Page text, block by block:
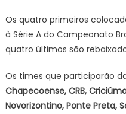
Os quatro primeiros
à Série A do Campeonato
quatro últimos são
Os times que participarão
Chapecoense, CRB,
Novorizontino, Ponte Preta,